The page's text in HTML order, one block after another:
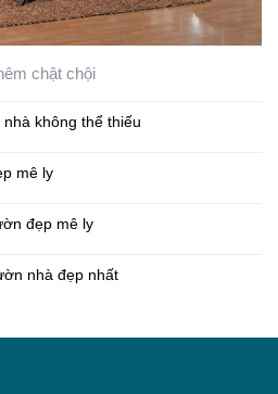
chật chội
không thể thiếu
mê ly
đẹp mê ly
nhà đẹp nhất